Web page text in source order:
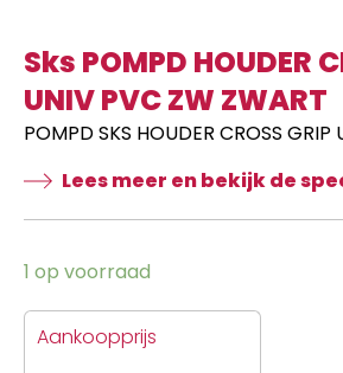
Sks POMPD HOUDER
UNIV PVC ZW ZWART
POMPD SKS HOUDER CROSS GRIP
Lees meer en bekijk de
1 op voorraad
Aankoopprijs